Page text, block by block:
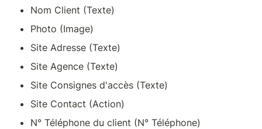
Nom Client (Texte)
Photo (Image)
Site Adresse (Texte)
Site Agence (Texte)
Site Consignes d'accès (Texte)
Site Contact (Action)
N° Téléphone du client (N° Téléphone)